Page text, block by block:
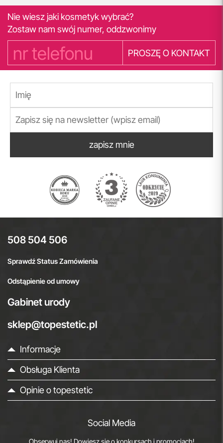
Nie wiesz jaki kosmetyk wybrać?
Zostaw nam swój numer, oddzwonimy
PROSZĘ O KONTAKT
zapisz mnie
508 504 506
Sprawdź Status Zamówienia
Odstąpienie od umowy
Gabinet urody
sklep@topestetic.pl
Informacje
Obsługa Klienta
Opinie o topestetic
Social Media
Obserwuj nas! Dowiesz się o konkursach i promocjach!